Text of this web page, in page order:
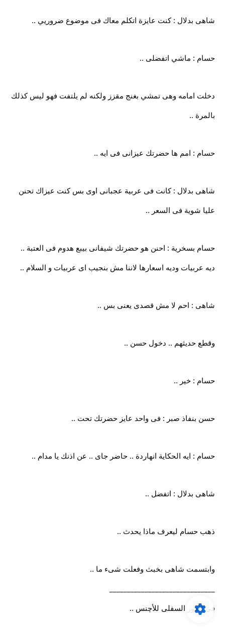
شاهى بدلال : كنت عايزة اتكلم معاك فى موضوع ضروريي ..
حسام : ماشي اتفضلى ..
دخلت امامه وهى تمشي بغنج مقزز ولكنه لم يلتفت فهو ليس كذلك
بالمرة ..
حسام : امم ها حضرتك عيزانى فى ايه ..
شاهى بدلال : كانت فى عربية عجبانى اوى بس كنت عيزاك تحنن
عليا شوية فى السعر ..
حسام بسخرية : احنن هو حضرتك شيفانى بيبع هدوم فى العتبة ..
ديه عربيات وديه اسعارها لاننا مش بنجيب اى عربيات و السلام ..
شاهى : احم لا مش قصدى يعنى بس ..
وقطع حديثهم .. دخول حسن ..
حسام : خير ..
حسن بنفاذ صبر : فى واحد عايز حضرتك تحت ..
حسام : ايه الحكاية انهاردة .. حاضر جاى .. عن اذنك يا مدام ..
شاهى بدلال : اتفضل ..
ذهب حسام ليعرف ماذا يحدث ..
وابتسمت شاهى بخبث وفعلت شىء ما ..
فى الدور السفلى للأچنس ..